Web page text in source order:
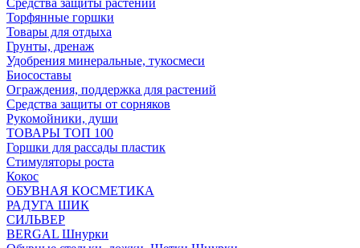
Средства защиты растений
Торфянные горшки
Товары для отдыха
Грунты, дренаж
Удобрения минеральные, тукосмеси
Биосоставы
Ограждения, поддержка для растений
Средства защиты от сорняков
Рукомойники, души
ТОВАРЫ ТОП 100
Горшки для рассады пластик
Стимуляторы роста
Кокос
ОБУВНАЯ КОСМЕТИКА
РАДУГА ШИК
СИЛЬВЕР
BERGAL Шнурки